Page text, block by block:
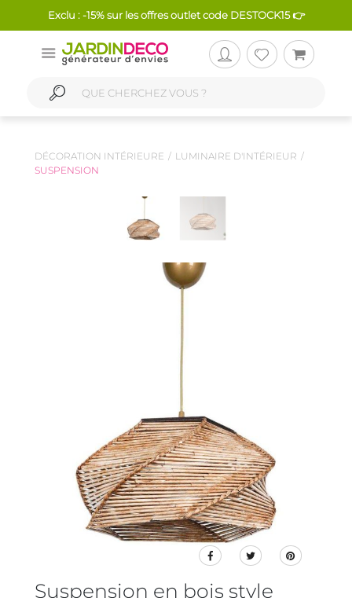
Exclu : -15% sur les offres outlet code DESTOCK15 👉
DÉCORATION INTÉRIEURE
LUMINAIRE D'INTÉRIEUR
SUSPENSION
Suspension en bois style